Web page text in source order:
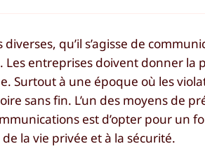
qu’il s’agisse de
entreprises doivent donner la
Surtout à une époque où les
sans fin. L’un des moyens de
est d’opter pour un
la vie privée et à la sécurité.